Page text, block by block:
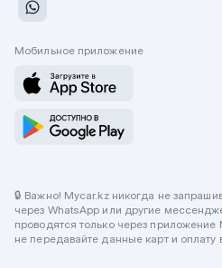
Мобильное приложение
🔒 Важно! Mycar.kz никогда не
через WhatsApp или другие
проводятся только через приложение
не передавайте данные карт и